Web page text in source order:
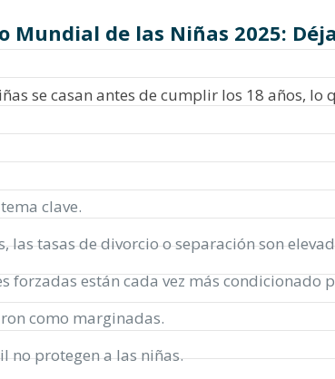
de las Niñas 2025:
se casan antes de cumplir los 18 años, lo
clave.
las tasas de divorcio o separación son
están cada vez más condicionado
como marginadas.
no protegen a las niñas.